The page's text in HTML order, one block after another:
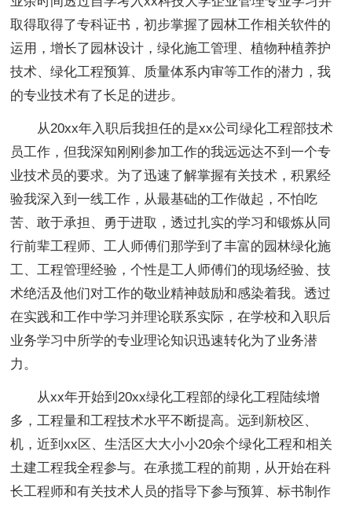
取得取得了专科证书，初步掌握了园林工作相关软件的
运用，增长了园林设计，绿化施工管理、植物种植养护
技术、绿化工程预算、质量体系内审等工作的潜力，我
的专业技术有了长足的进步。
从20xx年入职后我担任的是xx公司绿化工程部技术
员工作，但我深知刚刚参加工作的我远远达不到一个专
业技术员的要求。为了迅速了解掌握有关技术，积累经
验我深入到一线工作，从最基础的工作做起，不怕吃
苦、敢于承担、勇于进取，透过扎实的学习和锻炼从同
行前辈工程师、工人师傅们那学到了丰富的园林绿化施
工、工程管理经验，个性是工人师傅们的现场经验、技
术绝活及他们对工作的敬业精神鼓励和感染着我。透过
在实践和工作中学习并理论联系实际，在学校和入职后
业务学习中所学的专业理论知识迅速转化为了业务潜
力。
从xx年开始到20xx绿化工程部的绿化工程陆续增
多，工程量和工程技术水平不断提高。远到新校区、
机，近到xx区、生活区大大小小20余个绿化工程和相关
土建工程我全程参与。在承揽工程的前期，从开始在科
长工程师和有关技术人员的指导下参与预算、标书制作